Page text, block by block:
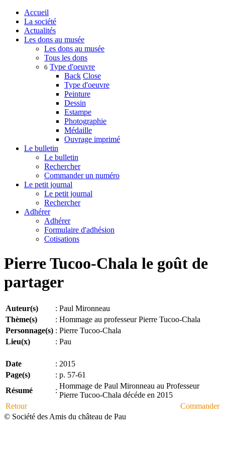
Accueil
La société
Actualités
Les dons au musée
Les dons au musée
Tous les dons
6 Type d'oeuvre
Back Close
Type d'oeuvre
Peinture
Dessin
Estampe
Photographie
Médaille
Ouvrage imprimé
Le bulletin
Le bulletin
Rechercher
Commander un numéro
Le petit journal
Le petit journal
Rechercher
Adhérer
Adhérer
Formulaire d'adhésion
Cotisations
Pierre Tucoo-Chala le goût de
partager
Auteur(s) : Paul Mironneau
Thème(s)
: Hommage au professeur Pierre Tucoo-Chala
Personnage(s) : Pierre Tucoo-Chala
Lieu(x)
: Pau
Date : 2015
Page(s)
: p. 57-61
Résumé
:
Hommage de Paul Mironneau au Professeur
Pierre Tucoo-Chala décéde en 2015
Retour
Commander
© Société des Amis du château de Pau